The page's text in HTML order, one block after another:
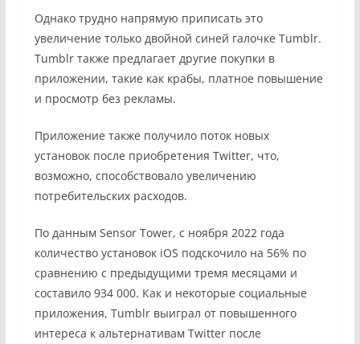
Однако трудно напрямую приписать это
увеличение только двойной синей галочке Tumblr.
Tumblr также предлагает другие покупки в
приложении, такие как крабы, платное повышение
и просмотр без рекламы.
Приложение также получило поток новых
установок после приобретения Twitter, что,
возможно, способствовало увеличению
потребительских расходов.
По данным Sensor Tower, с ноября 2022 года
количество установок iOS подскочило на 56% по
сравнению с предыдущими тремя месяцами и
составило 934 000. Как и некоторые социальные
приложения, Tumblr выиграл от повышенного
интереса к альтернативам Twitter после